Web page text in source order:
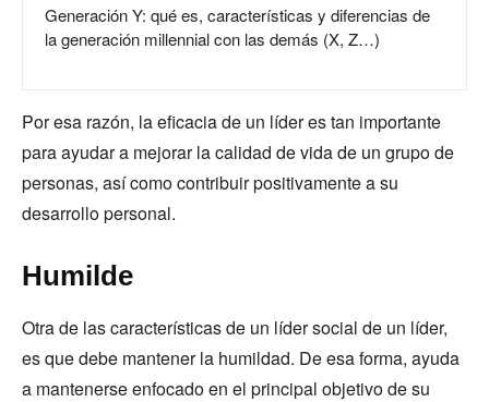
Generación Y: qué es, características y diferencias de
la generación millennial con las demás (X, Z…)
Por esa razón, la eficacia de un líder es tan importante
para ayudar a mejorar la calidad de vida de un grupo de
personas, así como contribuir positivamente a su
desarrollo personal.
Humilde
Otra de las características de un líder social de un líder,
es que debe mantener la humildad. De esa forma, ayuda
a mantenerse enfocado en el principal objetivo de su